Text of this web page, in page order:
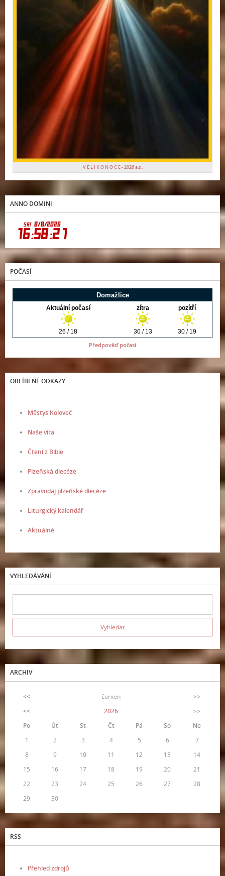
V E L I K O N O C E - 2026 a.d.
ANNO DOMINI
POČASÍ
Předpověď počasí
OBLÍBENÉ ODKAZY
Městys Koloveč
Naše víra
Čtení z Bible
Plzeňská diecéze
Zpravodaj plzeňské diecéze
Liturgický kalendář
Aktuálně
VYHLEDÁVÁNÍ
ARCHIV
<< červen
>>
<<
2026
>>
Po
Út St Čt Pá So
Ne
1
2 3 4 5 6
7
8
9 10 11 12 13
14
15
16 17 18 19 20
21
22
23 24 25 26 27
28
29
30
RSS
Přehled zdrojů